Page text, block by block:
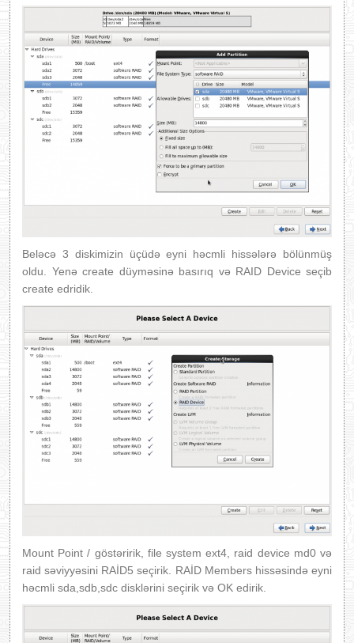
Beləcə 3 diskimizin üçüdə eyni həcmli hissələrə bölünmüş
oldu. Yenə create düyməsinə basırıq və RAID Device seçib
create edridik.
Mount Point / göstəririk, file system ext4, raid device md0 və
raid səviyyəsini RAİD5 seçirik. RAİD Members hissəsində eyni
həcmli sda,sdb,sdc disklərini seçirik və OK edirik.